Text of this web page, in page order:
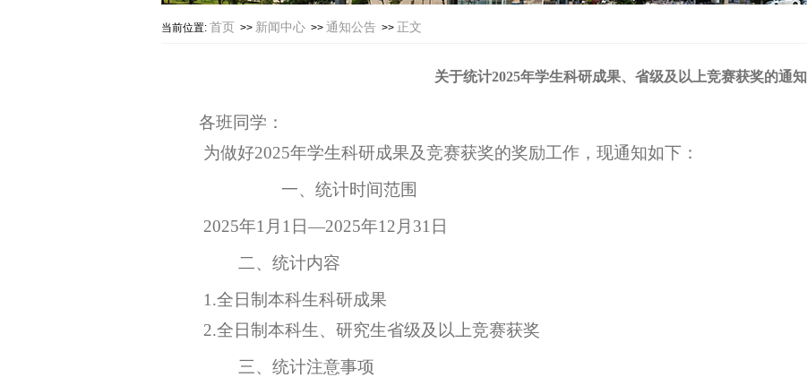
当前位置: 首页 >> 新闻中心 >> 通知公告 >> 正文
关于统计2025年学生科研成果、省级及以上竞赛获奖的通知
各班同学：
为做好2025年学生科研成果及竞赛获奖的奖励工作，现通知如下：
一、统计时间范围
2025年1月1日—2025年12月31日
二、统计内容
1.全日制本科生科研成果
2.全日制本科生、研究生省级及以上竞赛获奖
三、统计注意事项